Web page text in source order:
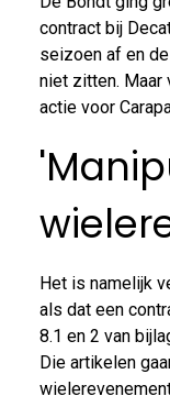
contract bij
seizoen af en
niet zitten. Maar
actie voor
Het is namelijk
als dat een
8.1 en 2 van
Die artikelen